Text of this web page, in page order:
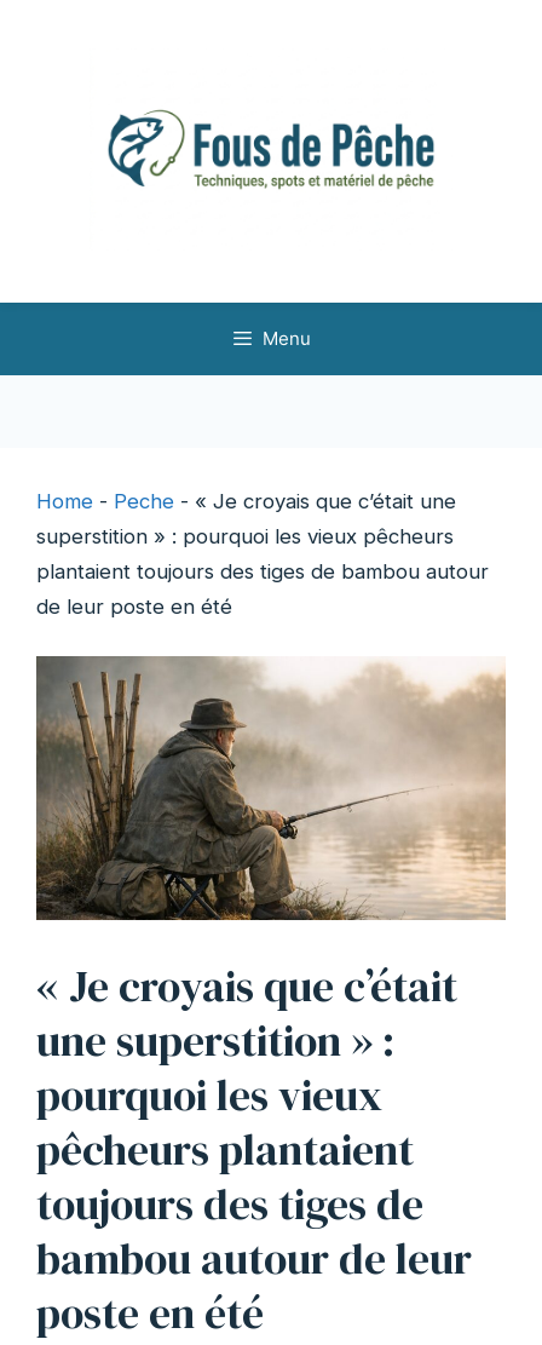
Menu
Home - Peche - « Je croyais que c’était une
superstition » : pourquoi les vieux pêcheurs
plantaient toujours des tiges de bambou autour
de leur poste en été
« Je croyais que c’était
une superstition » :
pourquoi les vieux
pêcheurs plantaient
toujours des tiges de
bambou autour de leur
poste en été